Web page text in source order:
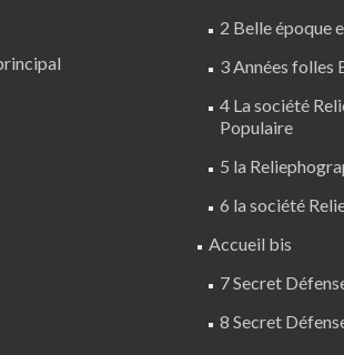
2 Belle époque
3 Années folles
4 La société
Populaire
5 la
6 la société
Accueil bis
7 Secret
8 Secret